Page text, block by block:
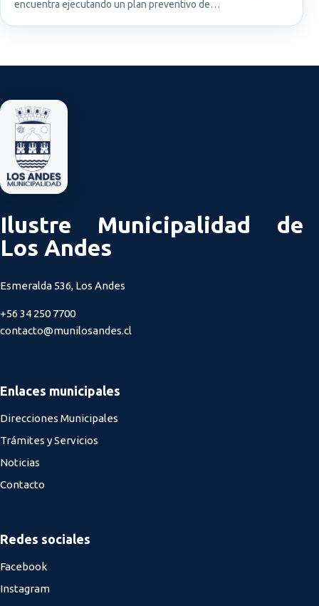
encuentra ejecutando un plan preventivo de…
Ilustre Municipalidad de
Los Andes
Esmeralda 536, Los Andes
+56 34 250 7700
contacto@munilosandes.cl
Enlaces municipales
Direcciones Municipales
Trámites y Servicios
Noticias
Contacto
Redes sociales
Facebook
Instagram